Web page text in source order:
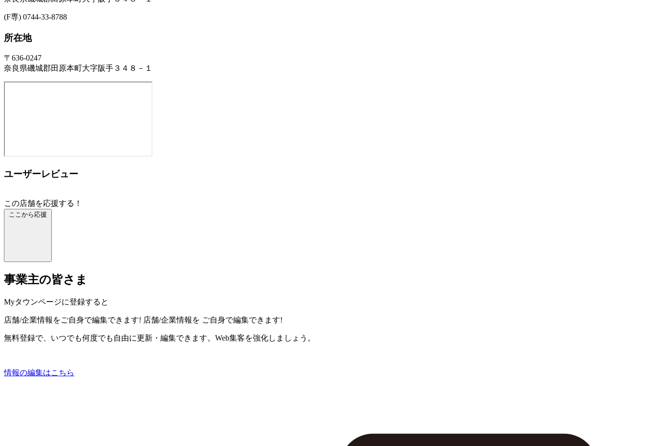
(F専) 0744-33-8788
所在地
〒636-0247
奈良県磯城郡田原本町大字阪手３４８－１
ユーザーレビュー
この店舗を応援する！
ここから応援
事業主の皆さま
Myタウンページに登録すると
店舗/企業情報をご自身で編集できます! 店舗/企業情報を ご自身で編集できます!
無料登録で、いつでも何度でも自由に更新・編集できます。Web集客を強化しましょう。
情報の編集はこちら